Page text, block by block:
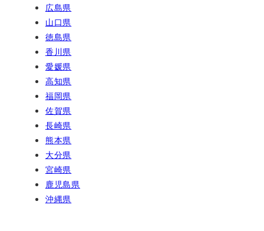
広島県
山口県
徳島県
香川県
愛媛県
高知県
福岡県
佐賀県
長崎県
熊本県
大分県
宮崎県
鹿児島県
沖縄県